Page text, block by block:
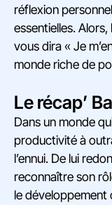
réflexion
essentielles.
vous dira « Je
monde riche de
Le récap’
Dans un monde
productivité à
l’ennui. De lui
reconnaître son
le développement